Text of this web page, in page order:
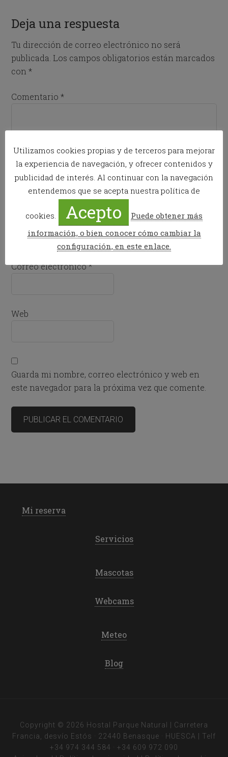
Deja una respuesta
Tu dirección de correo electrónico no será
publicada. Los campos obligatorios están marcados
con*
Comentario*
Nombre*
Correo electrónico*
Web
Guarda mi nombre, correo electrónico y web en
este navegador para la próxima vez que comente.
Mi reserva
Servicios
Mascotas
Webcams
Meteo
Blog
Copyright © 2026 Hostal Parque Natural | Carretera
Francia, desvío Estós · 22440 Benasque · HUESCA | Telf
+34 974 344 584 · +34 609 972 090
Utilizamos cookies propias y de terceros para mejorar
la experiencia de navegación, y ofrecer contenidos y
publicidad de interés. Al continuar con la navegación
entendemos que se acepta nuestra política de
cookies. Acepto
Puede obtener más
información, o bien conocer cómo cambiar la
configuración, en este enlace.